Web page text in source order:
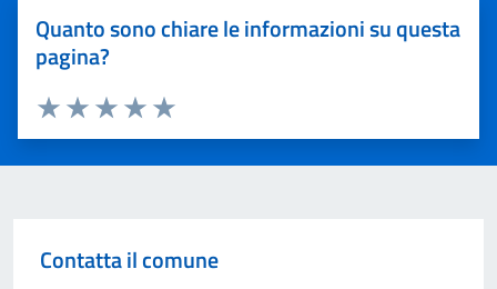
Quanto sono chiare le informazioni su questa
pagina?
Valuta 5 stelle su 5
Valuta 4 stelle su 5
Valuta 3 stelle su 5
Valuta 2 stelle su 5
Valuta 1 stelle su 5
Contatta il comune